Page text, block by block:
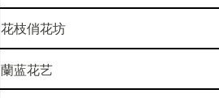
花枝俏花坊
蘭蓝花艺